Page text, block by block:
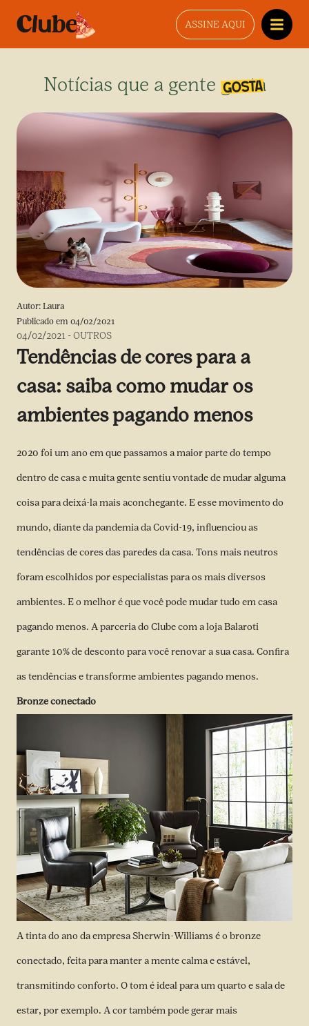
ASSINE AQUI
Notícias que a gente gosta
Autor: Laura
Publicado em 04/02/2021
04/02/2021 -OUTROS
Tendências de cores para a
casa: saiba como mudar os
ambientes pagando menos
2020 foi um ano em que passamos a maior parte do tempo
dentro de casa e muita gente sentiu vontade de mudar alguma
coisa para deixá-la mais aconchegante. E esse movimento do
mundo, diante da pandemia da Covid-19, influenciou as
tendências de cores das paredes da casa. Tons mais neutros
foram escolhidos por especialistas para os mais diversos
ambientes. E o melhor é que você pode mudar tudo em casa
pagando menos. A parceria do Clube com a loja Balaroti
garante 10% de desconto para você renovar a sua casa. Confira
as tendências e transforme ambientes pagando menos.
Bronze conectado
A tinta do ano da empresa Sherwin-Williams é o bronze
conectado, feita para manter a mente calma e estável,
transmitindo conforto. O tom é ideal para um quarto e sala de
estar, por exemplo. A cor também pode gerar mais